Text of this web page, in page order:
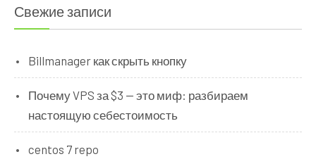
Свежие записи
Billmanager как скрыть кнопку
Почему VPS за $3 — это миф: разбираем
настоящую себестоимость
centos 7 repo